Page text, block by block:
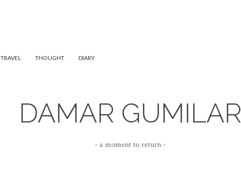
TRAVEL THOUGHT DIARY
DAMAR GUMILAR
- a moment to return -